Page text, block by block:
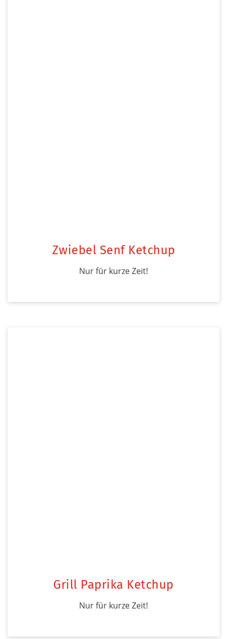
Zwiebel Senf Ketchup
Nur für kurze Zeit!
Grill Paprika Ketchup
Nur für kurze Zeit!